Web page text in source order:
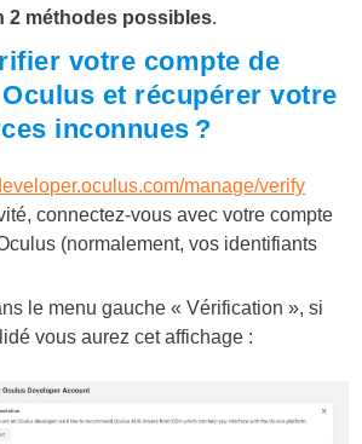
2 méthodes possibles.
votre compte de
et récupérer votre
inconnues ?
manage/verify
connectez-vous avec votre compte
(normalement, vos identifiants
le menu gauche « Vérification », si
vous aurez cet affichage :